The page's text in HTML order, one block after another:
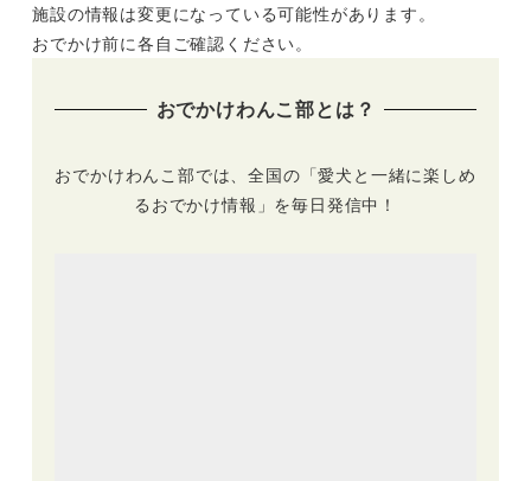
施設の情報は変更になっている可能性があります。
おでかけ前に各自ご確認ください。
おでかけわんこ部とは？
おでかけわんこ部では、全国の「愛犬と一緒に楽しめ
るおでかけ情報」を毎日発信中！